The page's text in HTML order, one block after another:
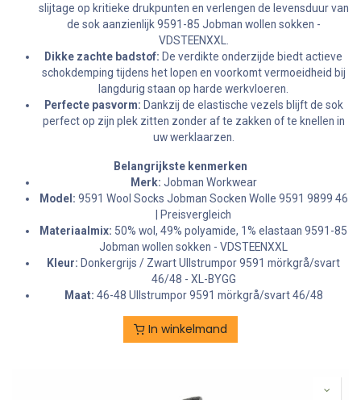
slijtage op kritieke drukpunten en verlengen de levensduur van
de sok aanzienlijk 9591-85 Jobman wollen sokken -
VDSTEENXXL.
Dikke zachte badstof: De verdikte onderzijde biedt actieve
schokdemping tijdens het lopen en voorkomt vermoeidheid bij
langdurig staan op harde werkvloeren.
Perfecte pasvorm: Dankzij de elastische vezels blijft de sok
perfect op zijn plek zitten zonder af te zakken of te knellen in
uw werklaarzen.
Belangrijkste kenmerken
Merk: Jobman Workwear
Model: 9591 Wool Socks Jobman Socken Wolle 9591 9899 46
| Preisvergleich
Materiaalmix: 50% wol, 49% polyamide, 1% elastaan 9591-85
Jobman wollen sokken - VDSTEENXXL
Kleur: Donkergrijs / Zwart Ullstrumpor 9591 mörkgrå/svart
46/48 - XL-BYGG
Maat: 46-48 Ullstrumpor 9591 mörkgrå/svart 46/48
In winkelmand